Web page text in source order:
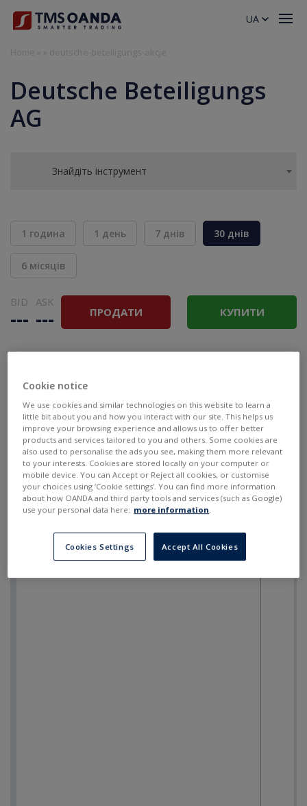
Deutsche Beteiligungs
AG
Знайдіть інструмент
1 година 1 день 7 днів 30 днів
6 місяців
BID
---
ASK
--- ПРОДАТИ КУПИТИ
UA
Cookie notice
We use cookies and similar technologies on this website to learn a
little bit about you and how you interact with our site. This helps us
improve your browsing experience and allows us to offer better
products and services tailored to you and others. Some cookies are
also used to personalise the ads you see, making them more relevant
to your interests. Cookies are stored locally on your computer or
mobile device. You can Accept or Reject all cookies, or customise
your choices using ‘Cookie settings’. You can find more information
about how OANDA and third party tools and services (such as Google)
use your personal data here: more information.
Cookies Settings Accept All Cookies